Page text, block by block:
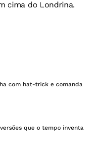
cima do Londrina.
com hat-trick e comanda
que o tempo inventa